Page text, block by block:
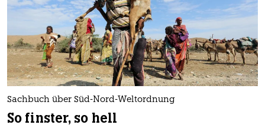
Sachbuch über Süd-Nord-Weltordnung
So finster, so hell